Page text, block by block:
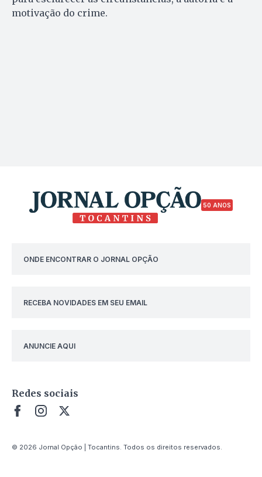
motivação do crime.
50 ANOS
ONDE ENCONTRAR O JORNAL OPÇÃO
RECEBA NOVIDADES EM SEU EMAIL
ANUNCIE AQUI
Redes sociais
© 2026 Jornal Opção | Tocantins. Todos os direitos reservados.